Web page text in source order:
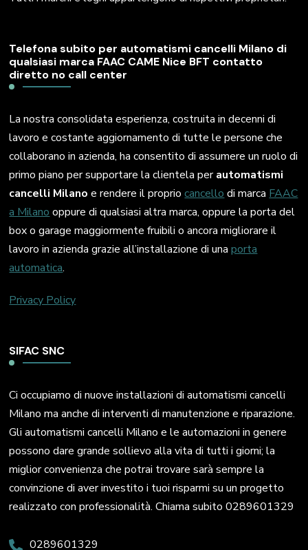
Telefona subito per automatismi cancelli Milano di
qualsiasi marca FAAC CAME Nice BFT contatto
diretto no call center
La nostra consolidata esperienza, costruita in decenni di
lavoro e costante aggiornamento di tutte le persone che
collaborano in azienda, ha consentito di assumere un ruolo di
primo piano per supportare la clientela perautomatismi
cancelli Milano e rendere il propriocancello di marca FAAC
a Milano oppure di qualsiasi altra marca, oppure la porta del
box o garage maggiormente fruibili o ancora migliorare il
lavoro in azienda grazie all’installazione di unaporta
automatica.
Privacy Policy
SIFAC SNC
Ci occupiamo di nuove installazioni di automatismi cancelli
Milano ma anche di interventi di manutenzione e riparazione.
Gli automatismi cancelli Milano e le automazioni in genere
possono dare grande sollievo alla vita di tutti i giorni; la
miglior convenienza che potrai trovare sarà sempre la
convinzione di aver investito i tuoi risparmi su un progetto
realizzato con professionalità. Chiama subito 0289601329
0289601329